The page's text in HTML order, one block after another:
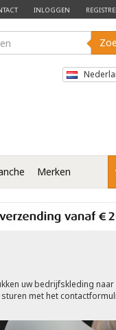
INLOGGEN
Merken
uw bedrijfskleding naar
met het